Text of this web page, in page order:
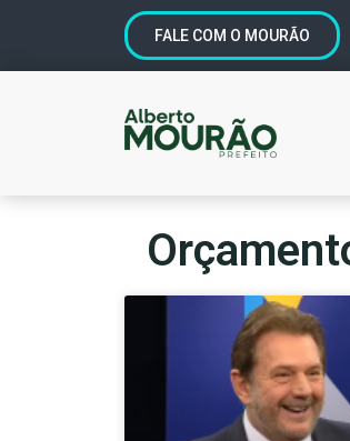
FALE COM O MOURÃO